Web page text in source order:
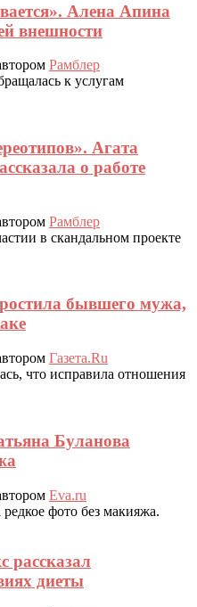
Алена Апина
внешности
Рамблер
к услугам
Агата
о работе
Рамблер
в скандальном проекте
бывшего мужа,
Газета.Ru
что исправила отношения
Буланова
Eva.ru
фото без макияжа.
диеты